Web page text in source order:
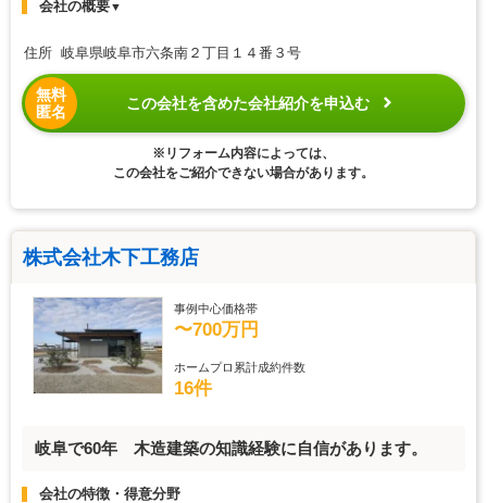
会社の概要▼
住所 岐阜県岐阜市六条南２丁目１４番３号
無料
匿名
この会社を含めた会社紹介を申込む
※リフォーム内容によっては、
この会社をご紹介できない場合があります。
株式会社木下工務店
事例中心価格帯
〜700万円
ホームプロ累計成約件数
16件
岐阜で60年 木造建築の知識経験に自信があります。
会社の特徴・得意分野